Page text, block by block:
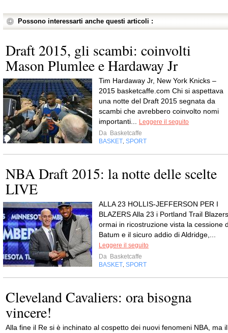
Possono interessarti anche questi articoli :
Draft 2015, gli scambi: coinvolti
Mason Plumlee e Hardaway Jr
Tim Hardaway Jr, New York Knicks –
2015 basketcaffe.com Chi si aspettava
una notte del Draft 2015 segnata da
scambi che avrebbero coinvolto nomi
importanti...
Leggere il seguito
Da Basketcaffe
BASKET SPORT
NBA Draft 2015: la notte delle scelte
LIVE
ALLA 23 HOLLIS-JEFFERSON PER I
BLAZERS Alla 23 i Portland Trail
ormai in ricostruzione vista la cessione
Batum e il sicuro addio di Aldridge,...
Leggere il seguito
Da Basketcaffe
BASKET SPORT
Cleveland Cavaliers: ora bisogna
vincere!
Alla fine il Re si è inchinato al cospetto dei nuovi fenomeni NBA, ma il